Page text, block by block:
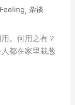
Feeling, 杂谈
。何用之有？
都在家里栽葱